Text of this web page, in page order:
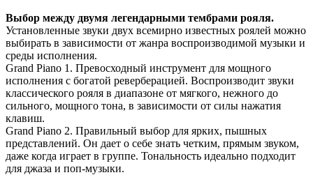
Выбор между двумя легендарными тембрами рояля.
Установленные звуки двух всемирно известных роялей можно
выбирать в зависимости от жанра воспроизводимой музыки и
среды исполнения.
Grand Piano 1. Превосходный инструмент для мощного
исполнения с богатой реверберацией. Воспроизводит звуки
классического рояля в диапазоне от мягкого, нежного до
сильного, мощного тона, в зависимости от силы нажатия
клавиш.
Grand Piano 2. Правильный выбор для ярких, пышных
представлений. Он дает о себе знать четким, прямым звуком,
даже когда играет в группе. Тональность идеально подходит
для джаза и поп-музыки.